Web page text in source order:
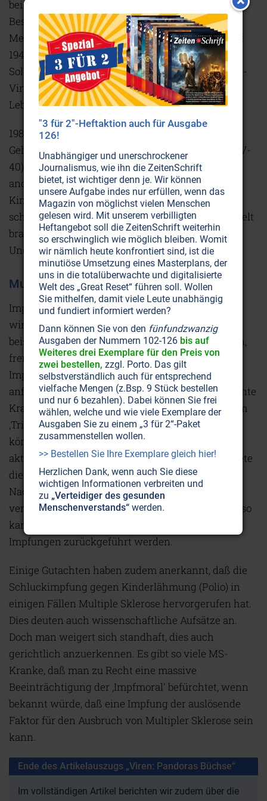
bei Tier und Mensch Krebs auslösen können.
Bestätigt hat dies das ‚New England Journal of
Medicine', als es im April 1987 folgendes enthüllte:
1945 waren 175'000 bis 600'000 amerikanische
Soldaten durch eine Impfung mit dem Hepatitis-B-
Virus verseucht worden. Dieses Virus verursachte
Leberkrebs.
1980 haben Wissenschaftler in 25 Prozent aller
Gehirntumore Fragmente eines Virus entdeckt (SV-
40), das in der Polio-Impfung enthalten war. Eine
andere Studie an 50'000 Frauen zeigte, daß gegen
Kinderlähmung geimpfte Frauen, die 1959/60
schwanger waren, dreimal häufiger Kinder zur Welt
brachten, die später an Krebs erkrankten, als
Ungeimpfte.
Multiple Sklerose wegen Impfung?
Impfviren sind Eiweiße. Und artfremdes Eiweiß
wird vom Körper bekämpft. So versucht
beispielsweise der Körper nach Transplantationen,
fremde Organe abzustoßen. Daher schwächen
Impfungen das Immunsystem. Sie kann man
anfällig auf Allergien werden oder es können latente
Krankheiten ausbrechen. Hierbei spricht man vom
‚Trigger-Effekt' der Impfungen: Fremde Viren
können eine im Körper schlummernde Krankheit
aktivieren und ausbrechen lassen. Man beobachtete
dies schon 1956 an Krebs- und Leukämiekranken:
Nachdem sie die Pockenimpfung erhalten hatten,
verstärkte sich ihre Krankheit dramatisch. Genauso
kann die steigende Zahl von Kinder-Diabetes auf
Impfungen zurückgeführt werden.
Einige Gutachten haben zudem anerkannt, daß die
Schluckimpfung gegen Kinderlähmung (Polio) in
einigen Fällen Multiple Sklerose hervorgerufen hat.
Dies deuten auch wissenschaftliche Aufsätze an.
Doch man weigert sich standhaft, dies auch
gerichtlich anzuerkennen. Es gibt so viele MS-
Kranke, daß man zu Recht eine massive
Beeinträchtigung der ‚Impfmoral' befürchtet, wenn
bekannt würde, daß eine Impfung der auslösende
Faktor für den Ausbruch von Multipler Sklerose sein
kann.
Ende des Artikelauszugs „Viren: Pandoras Büchse“
Im vollständigen Artikel berichten wir zudem über die
"3 für 2"-Heftaktion auch für Ausgabe
126!
Unabhängiger und unerschrockener
Journalismus, wie ihn die ZeitenSchrift
bietet, ist wichtiger denn je. Wir können
unsere Aufgabe indes nur erfüllen, wenn das
Magazin von möglichst vielen Menschen
gelesen wird. Mit unserem verbilligten
Heftangebot soll die ZeitenSchrift weiterhin
so erschwinglich wie möglich bleiben. Womit
wir nämlich heute konfrontiert sind, ist die
minutiöse Umsetzung eines Masterplans, der
uns in die totalüberwachte und digitalisierte
Welt des „Great Reset“ führen soll. Wollen
Sie mithelfen, damit viele Leute unabhängig
und fundiert informiert werden?
Dann können Sie von den fünfundzwanzig
Ausgaben der Nummern 102-126 bis auf
Weiteres drei Exemplare für den Preis von
zwei bestellen, zzgl. Porto. Das gilt
selbstverständlich auch für entsprechend
vielfache Mengen (z.Bsp. 9 Stück bestellen
und nur 6 bezahlen). Dabei können Sie frei
wählen, welche und wie viele Exemplare der
Ausgaben Sie zu einem „3 für 2“-Paket
zusammenstellen wollen.
>> Bestellen Sie Ihre Exemplare gleich hier!
Herzlichen Dank, wenn auch Sie diese
wichtigen Informationen verbreiten und
zu „Verteidiger des gesunden
Menschenverstands“ werden.